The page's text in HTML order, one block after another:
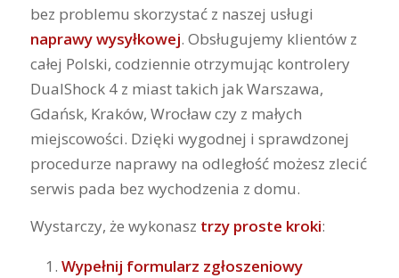
bez problemu skorzystać z naszej usługi
naprawy wysyłkowej. Obsługujemy klientów z
całej Polski, codziennie otrzymując kontrolery
DualShock 4 z miast takich jak Warszawa,
Gdańsk, Kraków, Wrocław czy z małych
miejscowości. Dzięki wygodnej i sprawdzonej
procedurze naprawy na odległość możesz zlecić
serwis pada bez wychodzenia z domu.
Wystarczy, że wykonasz trzy proste kroki:
Wypełnij formularz zgłoszeniowy